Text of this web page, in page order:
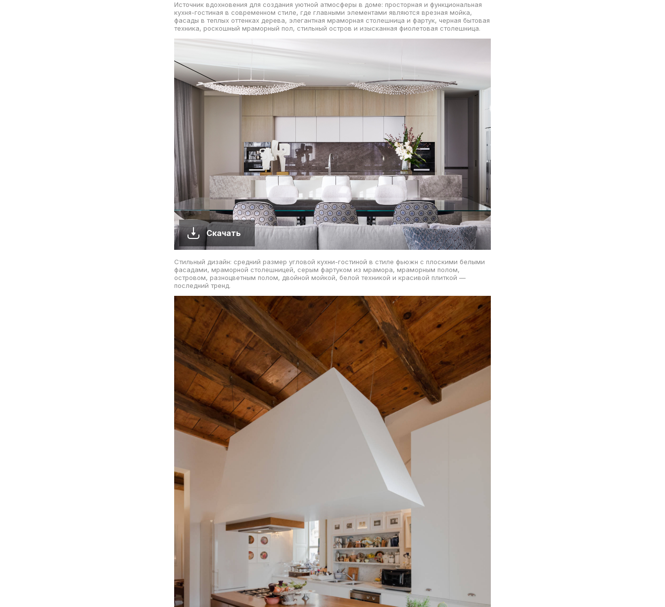
Источник вдохновения для создания уютной атмосферы в доме: просторная и функциональная
кухня-гостиная в современном стиле, где главными элементами являются врезная мойка,
фасады в теплых оттенках дерева, элегантная мраморная столешница и фартук, черная бытовая
техника, роскошный мраморный пол, стильный остров и изысканная фиолетовая столешница.
Скачать
Стильный дизайн: средний размер угловой кухни-гостиной в стиле фьюжн с плоскими белыми
фасадами, мраморной столешницей, серым фартуком из мрамора, мраморным полом,
островом, разноцветным полом, двойной мойкой, белой техникой и красивой плиткой —
последний тренд.